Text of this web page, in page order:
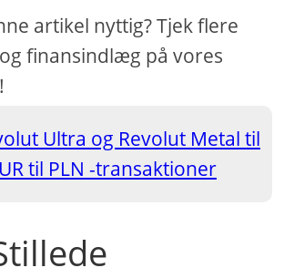
artikel nyttig? Tjek flere
finansindlæg på vores
Ultra og Revolut Metal til
til PLN -transaktioner